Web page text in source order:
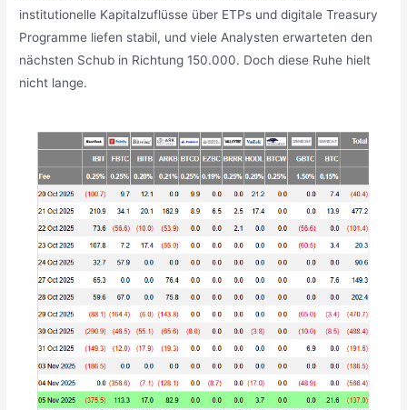
institutionelle Kapitalzuflüsse über ETPs und digitale Treasury
Programme liefen stabil, und viele Analysten erwarteten den
nächsten Schub in Richtung 150.000. Doch diese Ruhe hielt
nicht lange.